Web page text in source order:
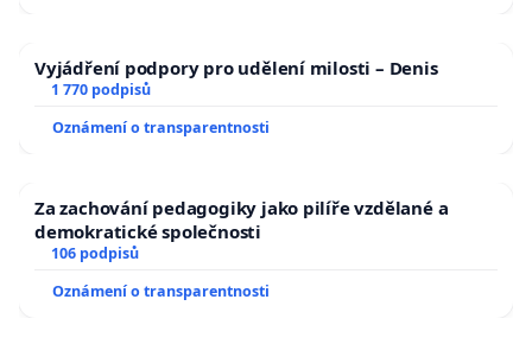
Vyjádření podpory pro udělení milosti – Denis
1 770 podpisů
Oznámení o transparentnosti
Za zachování pedagogiky jako pilíře vzdělané a
demokratické společnosti
106 podpisů
Oznámení o transparentnosti